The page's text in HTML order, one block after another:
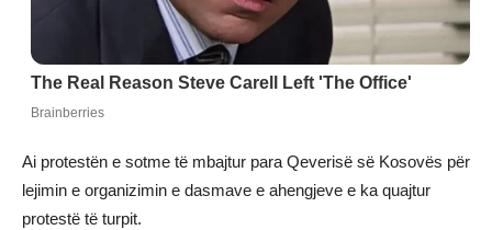
Ai protestën e sotme të mbajtur para Qeverisë së Kosovës për
lejimin e organizimin e dasmave e ahengjeve e ka quajtur
protestë të turpit.